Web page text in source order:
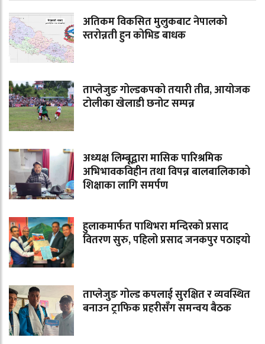
अतिकम विकसित मुलुकबाट नेपालको
स्तरोन्नती हुन कोभिड बाधक
ताप्लेजुङ गोल्डकपको तयारी तीव्र, आयोजक
टोलीका खेलाडी छनोट सम्पन्न
अध्यक्ष लिम्बूद्वारा मासिक पारिश्रमिक
अभिभावकविहीन तथा विपन्न बालबालिकाको
शिक्षाका लागि समर्पण
हुलाकमार्फत पाथिभरा मन्दिरको प्रसाद
वितरण सुरु, पहिलो प्रसाद जनकपुर पठाइयो
ताप्लेजुङ गोल्ड कपलाई सुरक्षित र व्यवस्थित
बनाउन ट्राफिक प्रहरीसँग समन्वय बैठक